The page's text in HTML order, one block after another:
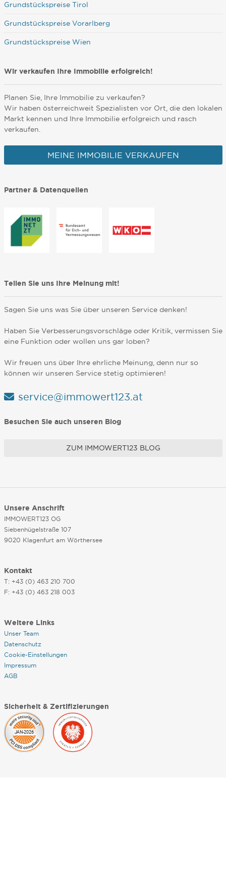
Grundstückspreise Tirol
Grundstückspreise Vorarlberg
Grundstückspreise Wien
Wir verkaufen Ihre Immobilie erfolgreich!
Planen Sie, Ihre Immobilie zu verkaufen?
Wir haben österreichweit Spezialisten vor Ort, die den lokalen
Markt kennen und Ihre Immobilie erfolgreich und rasch
verkaufen.
MEINE IMMOBILIE VERKAUFEN
Partner & Datenquellen
Teilen Sie uns Ihre Meinung mit!
Sagen Sie uns was Sie über unseren Service denken!
Haben Sie Verbesserungsvorschläge oder Kritik, vermissen Sie
eine Funktion oder wollen uns gar loben?
Wir freuen uns über Ihre ehrliche Meinung, denn nur so
können wir unseren Service stetig optimieren!
service@immowert123.at
Besuchen Sie auch unseren Blog
ZUM IMMOWERT123 BLOG
Unsere Anschrift
IMMOWERT123 OG
Siebenhügelstraße 107
9020 Klagenfurt am Wörthersee
Kontakt
T: +43 (0) 463 210 700
F: +43 (0) 463 218 003
Weitere Links
Unser Team
Datenschutz
Cookie-Einstellungen
Impressum
AGB
Sicherheit & Zertifizierungen